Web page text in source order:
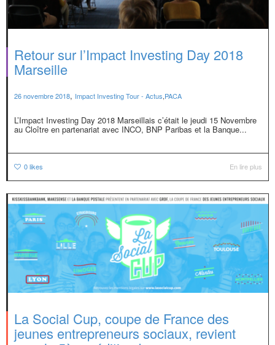
Retour sur l’Impact Investing Day 2018
Marseille
26 novembre 2018, Impact Investing Tour - Actus,PACA
L’Impact Investing Day 2018 Marseillais c’était le jeudi 15 Novembre
au Cloître en partenariat avec INCO, BNP Paribas et la Banque...
0likes En lire plus
La Social Cup, coupe de France des
jeunes entrepreneurs sociaux, revient